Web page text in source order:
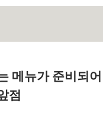
메뉴가 준비되
점